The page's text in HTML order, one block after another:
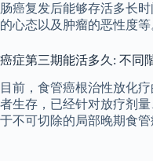
肠癌复发后能够存活多长
的心态以及肿瘤的恶性度等
癌症第三期能活多久: 不同
目前，食管癌根治性放化
者生存，已经针对放疗剂
于不可切除的局部晚期食